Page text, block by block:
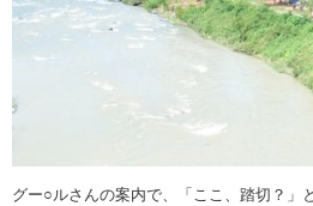
グー○ルさんの案内で、「ここ、踏切？」